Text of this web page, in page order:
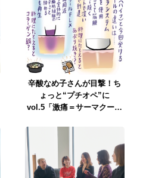
辛酸なめ子さんが目撃！ち
ょっと“プチオペ”に
vol.5「激痛＝サーマクール
な感動を受けるエディター